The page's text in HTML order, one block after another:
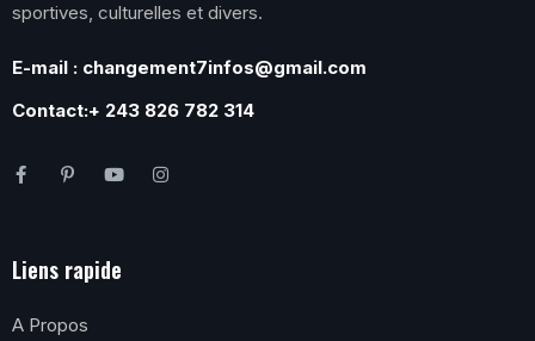
sportives, culturelles et divers.
E-mail : changement7infos@gmail.com
Contact:+ 243 826 782 314
Liens rapide
A Propos